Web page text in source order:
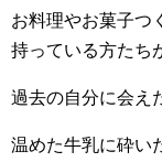
お料理やお菓子つ
持っている方たち
過去の自分に会え
温めた牛乳に砕い